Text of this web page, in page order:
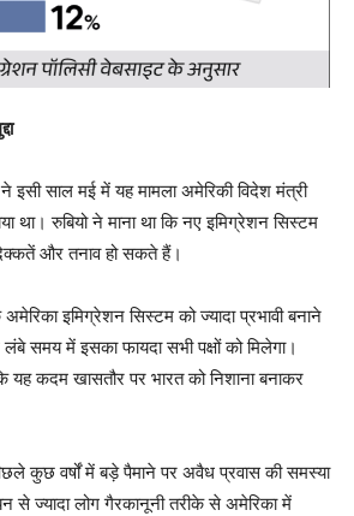
साल मई में यह मामला अमेरिकी विदेश मंत्री
था। रुबियो ने माना था कि नए इमिग्रेशन सिस्टम
और तनाव हो सकते हैं।
अमेरिका इमिग्रेशन सिस्टम को ज्यादा प्रभावी बनाने
समय में इसका फायदा सभी पक्षों को मिलेगा।
यह कदम खासतौर पर भारत को निशाना बनाकर
कुछ वर्षों में बड़े पैमाने पर अवैध प्रवास की समस्या
से ज्यादा लोग गैरकानूनी तरीके से अमेरिका में